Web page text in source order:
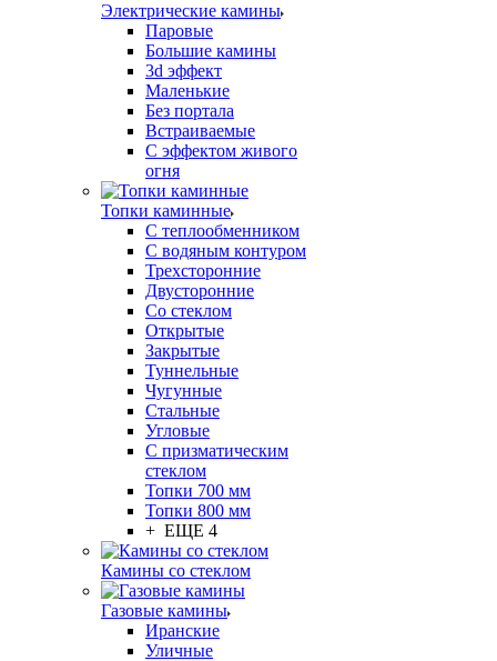
Электрические камины
Паровые
Большие камины
3d эффект
Маленькие
Без портала
Встраиваемые
С эффектом живого
огня
Топки каминные
С теплообменником
С водяным контуром
Трехсторонние
Двусторонние
Со стеклом
Открытые
Закрытые
Туннельные
Чугунные
Стальные
Угловые
С призматическим
стеклом
Топки 700 мм
Топки 800 мм
+ ЕЩЕ 4
Камины со стеклом
Газовые камины
Иранские
Уличные